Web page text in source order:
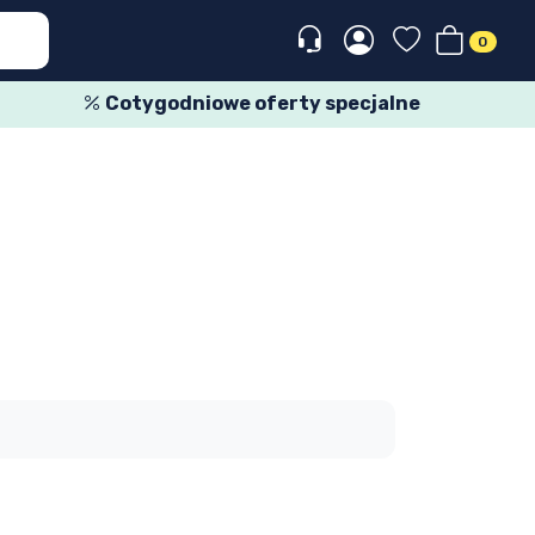
0
Cotygodniowe oferty specjalne